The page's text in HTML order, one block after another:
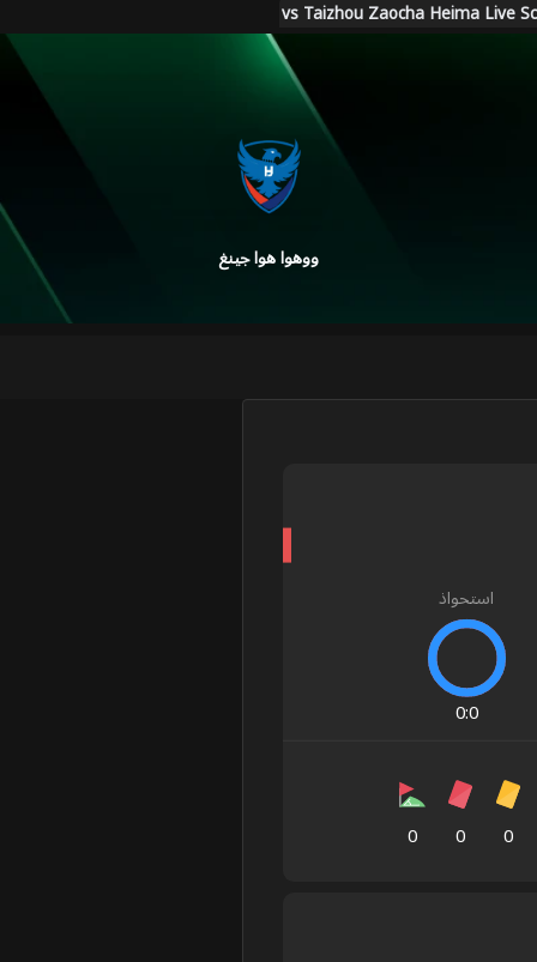
ووهوا هوا جينغ
استحواذ
0:0
0 0 0